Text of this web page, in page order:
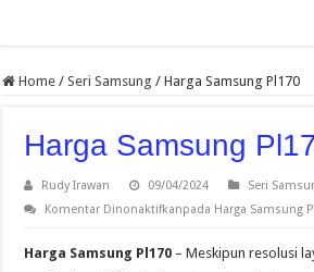
Home / Seri Samsung / Harga Samsung Pl170
Harga Samsung
Rudy Irawan 09/04/2024
Seri
Komentar Dinonaktifkanpada Harga Samsung
Harga Samsung Pl170 – Meskipun resolusi